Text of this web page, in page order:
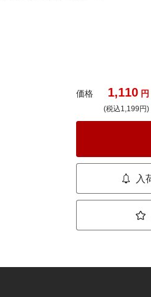
価格 1,110 円
(税込1,199円)
入